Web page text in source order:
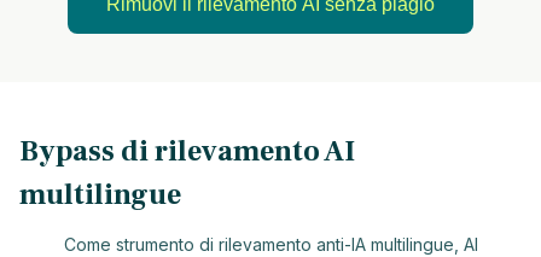
Rimuovi il rilevamento AI senza plagio
Bypass di rilevamento AI
multilingue
Come strumento di rilevamento anti-IA multilingue, AI